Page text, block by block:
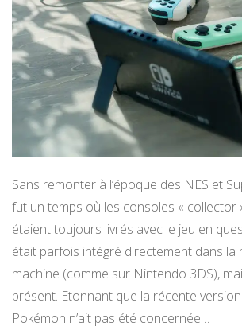
Sans remonter à l’époque des NES et
fut un temps où les consoles « collector
étaient toujours livrés avec le jeu en
était parfois intégré directement dans la
machine (comme sur Nintendo 3DS),
présent. Etonnant que la récente
Pokémon n’ait pas été concernée…